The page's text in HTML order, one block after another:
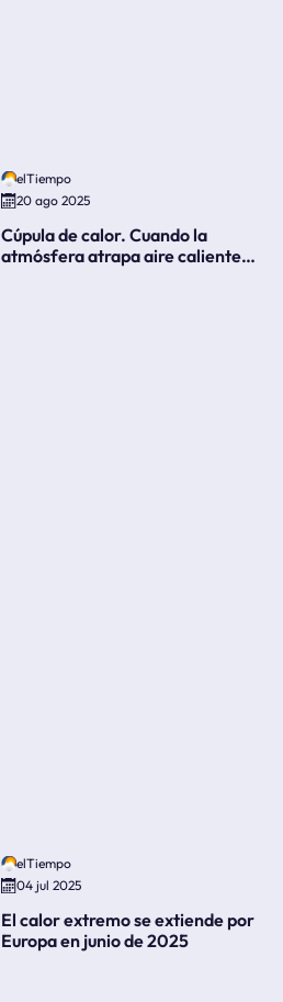
elTiempo
20 ago 2025
Cúpula de calor. Cuando la
atmósfera atrapa aire caliente
elTiempo
04 jul 2025
El calor extremo se extiende por
Europa en junio de 2025